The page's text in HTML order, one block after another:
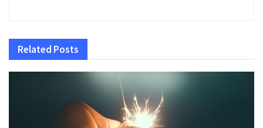
Related Posts